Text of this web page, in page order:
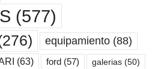
(577)
equipamiento (88)
(63) ford (57) galerias (50)